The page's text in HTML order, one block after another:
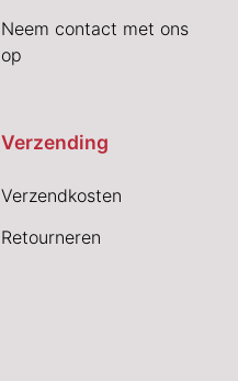
Neem contact met ons
op
Verzending
Verzendkosten
Retourneren